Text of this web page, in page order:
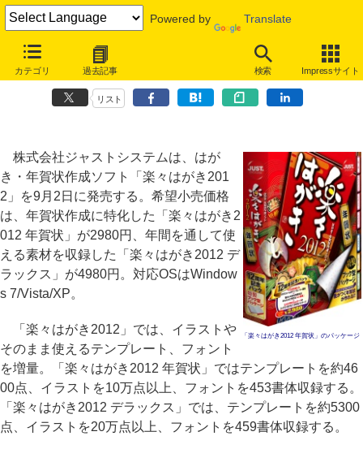
Powered by Translate
カテゴリ 過去記事 検索 Impressサイト
ジャストシステム「楽々はがき2012」、書道文字や墨絵が描ける機能
を搭載
リスト
「楽々はがき2012 年賀状」のパッケージ
株式会社ジャストシステムは、はが
き・年賀状作成ソフト「楽々はがき201
2」を9月2日に発売する。希望小売価格
は、年賀状作成に特化した「楽々はがき2
012 年賀状」が2980円、年間を通して使
える素材を収録した「楽々はがき2012 デ
ラックス」が4980円。対応OSはWindow
s 7/Vista/XP。
「楽々はがき2012」では、イラストや
そのまま使えるテンプレート、フォント
を増量。「楽々はがき2012 年賀状」ではテンプレートを約46
00点、イラストを10万点以上、フォントを453書体収録する。
「楽々はがき2012 デラックス」では、テンプレートを約5300
点、イラストを20万点以上、フォントを459書体収録する。